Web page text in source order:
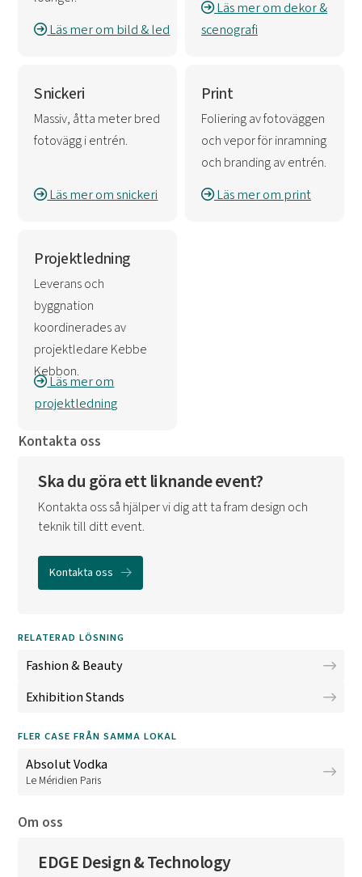
Läs mer om bild & led
Läs mer om dekor &
scenografi
Snickeri
Massiv, åtta meter bred
fotovägg i entrén.
Läs mer om snickeri
Print
Foliering av fotoväggen
och vepor för inramning
och branding av entrén.
Läs mer om print
Projektledning
Leverans och
byggnation
koordinerades av
projektledare Kebbe
Kebbon.
Läs mer om
projektledning
Kontakta oss
Ska du göra ett liknande event?
Kontakta oss så hjälper vi dig att ta fram design och
teknik till ditt event.
Kontakta oss
RELATERAD LÖSNING
Fashion & Beauty
Exhibition Stands
FLER CASE FRÅN SAMMA LOKAL
Absolut Vodka
Le Méridien Paris
Om oss
EDGE Design & Technology